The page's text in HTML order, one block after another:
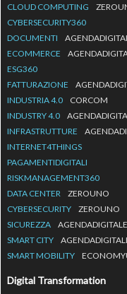
CLOUD COMPUTING
CYBERSECURITY360
DOCUMENTI
ECOMMERCE
ESG360
FATTURAZIONE
INDUSTRIA 4.0
CORCOM
INDUSTRY 4.0
INFRASTRUTTURE
INTERNET4THINGS
PAGAMENTIDIGITALI
RISKMANAGEMENT360
DATA CENTER
ZEROUNO
CYBERSECURITY
ZEROUNO
SICUREZZA
SMART CITY
SMART MOBILITY
Digital Transformation